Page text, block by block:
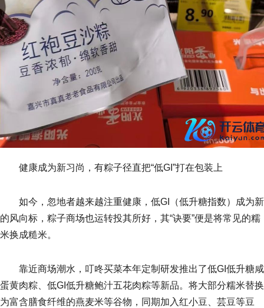
健康成为新习尚，有粽子径直把“低GI”打在包装上
如今，忽地者越来越注重健康，低GI（低升糖指数）成为新
的风向标，粽子商场也运转投其所好，其“诀要”便是将常见的糯
米换成糙米。
靠近商场潮水，叮咚买菜本年定制研发推出了低GI低升糖咸
蛋黄肉粽、低GI低升糖鲍汁五花肉粽等新品。将大部分糯米替换
为富含膳食纤维的燕麦米等谷物，同期加入红小豆、芸豆等豆